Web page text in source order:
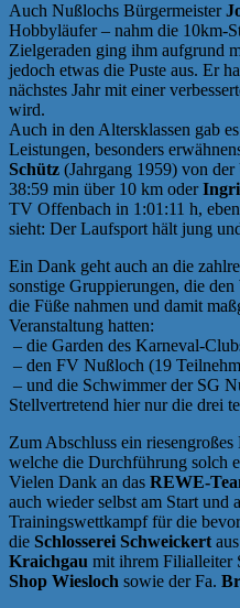
Auch Nußlochs Bürgermeister
Hobbyläufer – nahm die 10km-
Zielgeraden ging ihm aufgrund
jedoch etwas die Puste aus. Er
nächstes Jahr mit einer
wird.
Auch in den Altersklassen gab
Leistungen, besonders
Schütz (Jahrgang 1959) von
38:59 min über 10 km oder
TV Offenbach in 1:01:11 h,
sieht: Der Laufsport hält jung
Ein Dank geht auch an die
sonstige Gruppierungen, die
die Füße nahmen und damit
Veranstaltung hatten:
– die Garden des Karneval-
– den FV Nußloch (19
– und die Schwimmer der SG
Stellvertretend hier nur die drei
Zum Abschluss ein riesengroßes
welche die Durchführung solch
Vielen Dank an das REWE-
auch wieder selbst am Start und
Trainingswettkampf für die
die Schlosserei Schweickert
Kraichgau mit ihrem Filialleiter
Shop Wiesloch sowie der Fa.